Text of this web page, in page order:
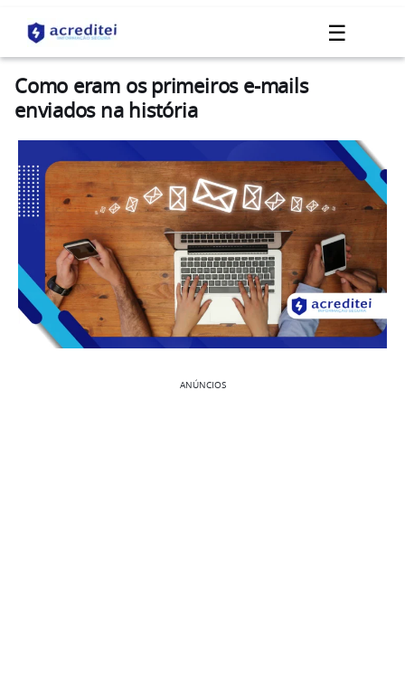
☰
Como eram os primeiros e-mails
enviados na história
ANÚNCIOS